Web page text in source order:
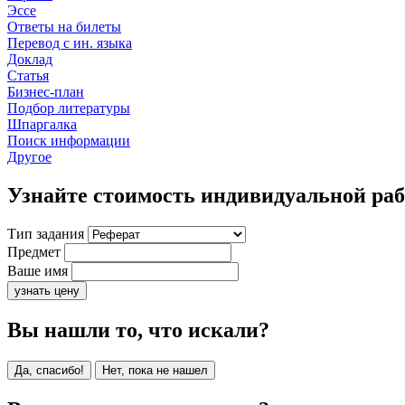
Эссе
Ответы на билеты
Перевод с ин. языка
Доклад
Статья
Бизнес-план
Подбор литературы
Шпаргалка
Поиск информации
Другое
Узнайте стоимость индивидуальной
Тип задания
Предмет
Ваше имя
узнать цену
Вы нашли то, что искали?
Да, спасибо! Нет, пока не нашел